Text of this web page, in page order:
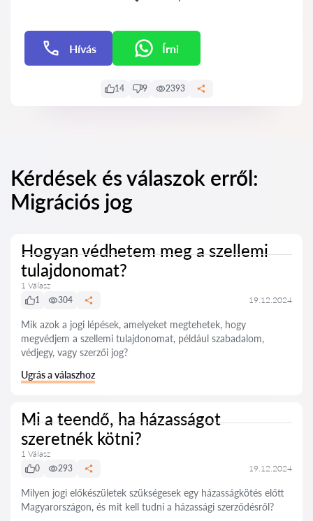
Hívás Írni
14 9 2393
Kérdések és válaszok erről:
Migrációs jog
Hogyan védhetem meg a szellemi
tulajdonomat?
1 Válasz
1
304 19.12.2024
Mik azok a jogi lépések, amelyeket megtehetek, hogy
megvédjem a szellemi tulajdonomat, például szabadalom,
védjegy, vagy szerzői jog?
Ugrás a válaszhoz
Mi a teendő, ha házasságot
szeretnék kötni?
1 Válasz
0
293 19.12.2024
Milyen jogi előkészületek szükségesek egy házasságkötés előtt
Magyarországon, és mit kell tudni a házassági szerződésről?